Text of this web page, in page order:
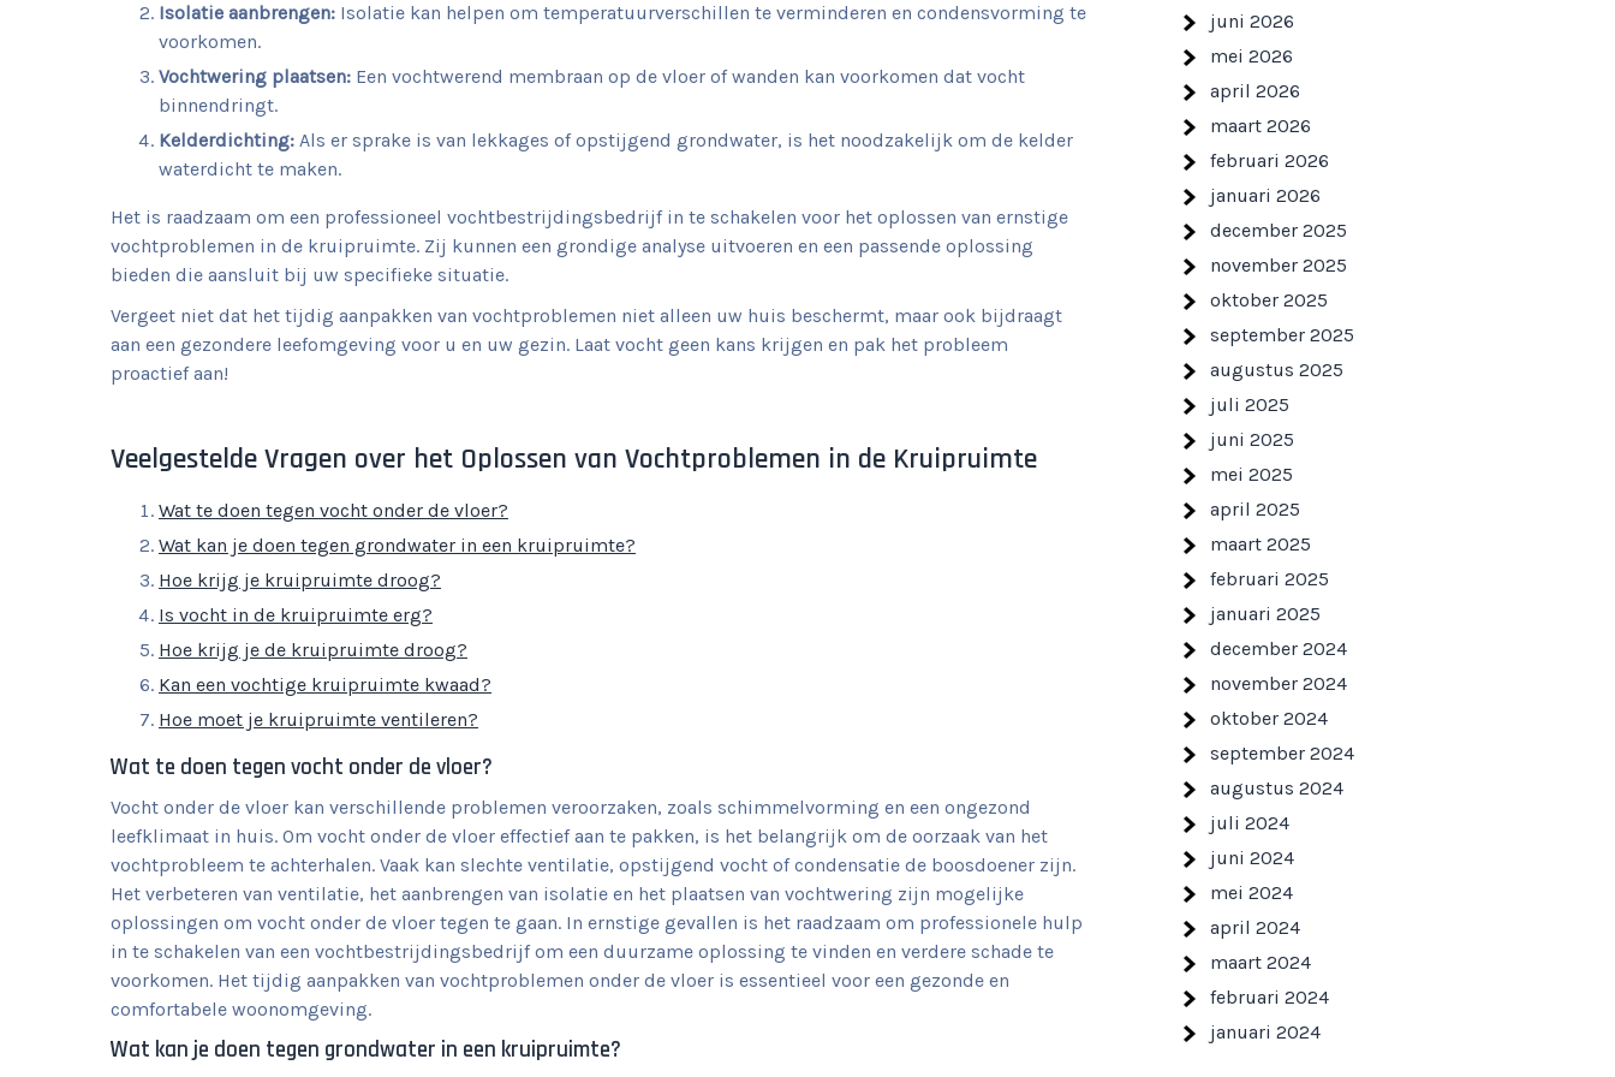
Isolatie aanbrengen: Isolatie kan helpen om temperatuurverschillen te verminderen en condensvorming te
voorkomen.
Vochtwering plaatsen: Een vochtwerend membraan op de vloer of wanden kan voorkomen dat vocht
binnendringt.
Kelderdichting: Als er sprake is van lekkages of opstijgend grondwater, is het noodzakelijk om de kelder
waterdicht te maken.
Het is raadzaam om een professioneel vochtbestrijdingsbedrijf in te schakelen voor het oplossen van ernstige
vochtproblemen in de kruipruimte. Zij kunnen een grondige analyse uitvoeren en een passende oplossing
bieden die aansluit bij uw specifieke situatie.
Vergeet niet dat het tijdig aanpakken van vochtproblemen niet alleen uw huis beschermt, maar ook bijdraagt
aan een gezondere leefomgeving voor u en uw gezin. Laat vocht geen kans krijgen en pak het probleem
proactief aan!
Veelgestelde Vragen over het Oplossen van Vochtproblemen in de Kruipruimte
Wat te doen tegen vocht onder de vloer?
Wat kan je doen tegen grondwater in een kruipruimte?
Hoe krijg je kruipruimte droog?
Is vocht in de kruipruimte erg?
Hoe krijg je de kruipruimte droog?
Kan een vochtige kruipruimte kwaad?
Hoe moet je kruipruimte ventileren?
Wat te doen tegen vocht onder de vloer?
Vocht onder de vloer kan verschillende problemen veroorzaken, zoals schimmelvorming en een ongezond
leefklimaat in huis. Om vocht onder de vloer effectief aan te pakken, is het belangrijk om de oorzaak van het
vochtprobleem te achterhalen. Vaak kan slechte ventilatie, opstijgend vocht of condensatie de boosdoener zijn.
Het verbeteren van ventilatie, het aanbrengen van isolatie en het plaatsen van vochtwering zijn mogelijke
oplossingen om vocht onder de vloer tegen te gaan. In ernstige gevallen is het raadzaam om professionele hulp
in te schakelen van een vochtbestrijdingsbedrijf om een duurzame oplossing te vinden en verdere schade te
voorkomen. Het tijdig aanpakken van vochtproblemen onder de vloer is essentieel voor een gezonde en
comfortabele woonomgeving.
Wat kan je doen tegen grondwater in een kruipruimte?
juni 2026
mei 2026
april 2026
maart 2026
februari 2026
januari 2026
december 2025
november 2025
oktober 2025
september 2025
augustus 2025
juli 2025
juni 2025
mei 2025
april 2025
maart 2025
februari 2025
januari 2025
december 2024
november 2024
oktober 2024
september 2024
augustus 2024
juli 2024
juni 2024
mei 2024
april 2024
maart 2024
februari 2024
januari 2024